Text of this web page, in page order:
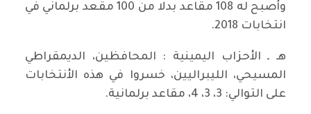
وأصبح له 108 مقاعد بدلا من 100 مقعد برلماني في
انتخابات 2018.
هـ ـ الأحزاب اليمينية : المحافظين، الديمقراطي
المسيحي، الليبراليين، خسروا في هذه الأنتخابات
على التوالي: 3، 3، 4، مقاعد برلمانية.